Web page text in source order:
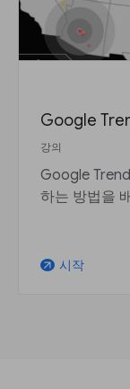
Google
강의
Google
하는 방법을
arrow_outward 시작